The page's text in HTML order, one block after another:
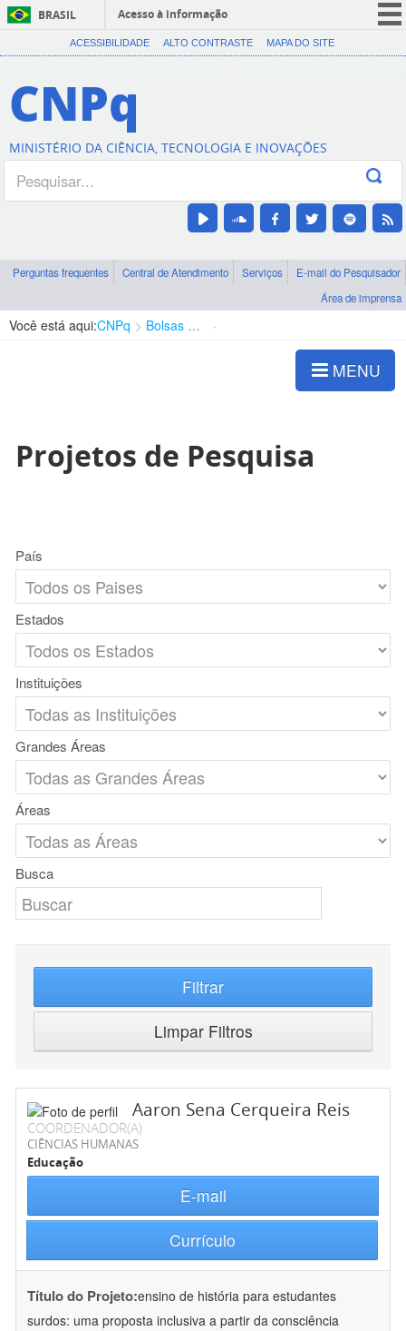
BRASIL
Acesso à informação
CORONAVÍRUS (COVID-19)
Canais
ACESSIBILIDADE ALTO CONTRASTE MAPA DO SITE
CNPq
MINISTÉRIO DA CIÊNCIA, TECNOLOGIA E INOVAÇÕES
Perguntas frequentes Central de Atendimento Serviços
E-mail do Pesquisador
Área de imprensa
Você está aqui:CNPq Bolsas e Auxílios Vigentes
MENU
Projetos de Pesquisa
País
Estados
Instituições
Grandes Áreas
Áreas
Busca
Filtrar
Limpar Filtros
Aaron Sena Cerqueira Reis
COORDENADOR(A)
CIÊNCIAS HUMANAS
Educação
E-mail
Currículo
Título do Projeto:ensino de história para estudantes
surdos: uma proposta inclusiva a partir da consciência